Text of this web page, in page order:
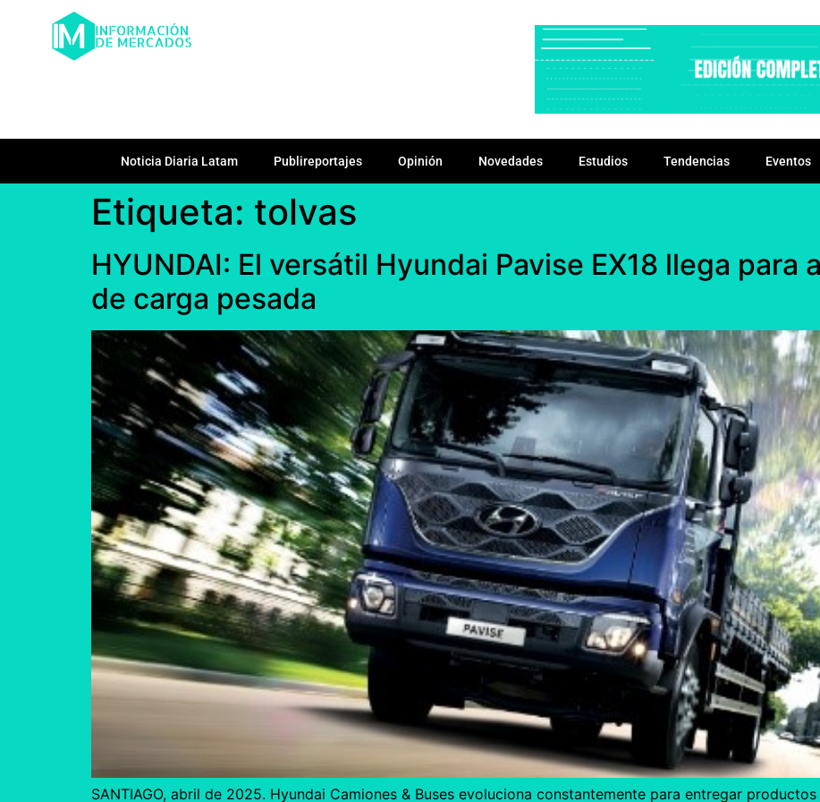
Noticia Diaria Latam Publireportajes Opinión Novedades Estudios Tendencias Eventos
Etiqueta: tolvas
HYUNDAI: El versátil Hyundai Pavise EX18 llega para
de carga pesada
SANTIAGO, abril de 2025. Hyundai Camiones & Buses evoluciona constantemente para entregar